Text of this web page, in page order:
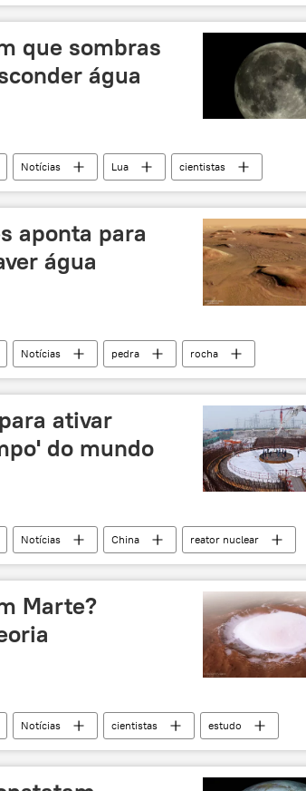
descoberta
que sombras
água
Notícias Lua
cientistas
aponta para
água
Notícias pedra
rocha
ativar
do mundo
Notícias China
reator nuclear
Marte?
Notícias cientistas
estudo